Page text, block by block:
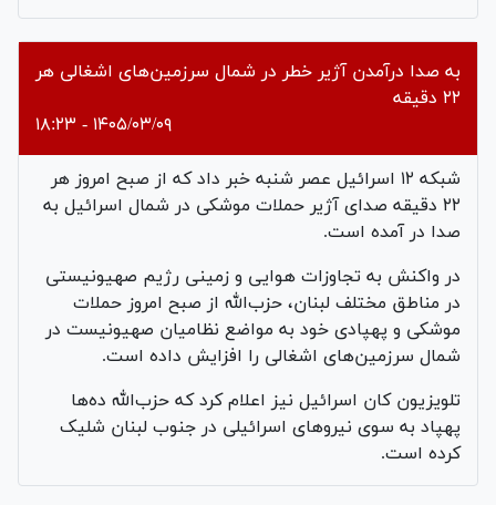
به صدا درآمدن آژیر خطر در شمال سرزمین‌های اشغالی هر
۲۲ دقیقه
۱۴۰۵/۰۳/۰۹ - ۱۸:۲۳
شبکه ۱۲ اسرائیل عصر شنبه خبر داد که از صبح امروز هر
۲۲ دقیقه صدای آژیر حملات موشکی در شمال اسرائیل به
صدا در آمده است.
در واکنش به تجاوزات هوایی و زمینی رژیم صهیونیستی
در مناطق مختلف لبنان، حزب‌الله از صبح امروز حملات
موشکی و پهپادی خود به مواضع نظامیان صهیونیست در
شمال سرزمین‌های اشغالی را افزایش داده است.
تلویزیون کان اسرائیل نیز اعلام کرد که حزب‌الله ده‌ها
پهپاد به سوی نیرو‌های اسرائیلی در جنوب لبنان شلیک
کرده است.